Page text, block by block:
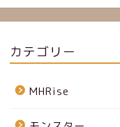
カテゴリー
MHRise